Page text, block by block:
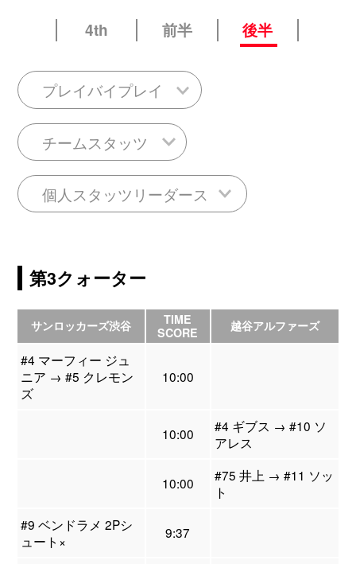
4th
前半 後半
プレイバイプレイ
チームスタッツ
個人スタッツリーダース
第3クォーター
サンロッカーズ渋谷
TIME
SCORE
越谷アルファーズ
#4 マーフィー ジュ
ニア → #5 クレモン
ズ
10:00
10:00
#4 ギブス → #10 ソ
アレス
10:00
#75 井上 → #11 ソッ
ト
#9 ベンドラメ 2Pシ
ュート×
9:37